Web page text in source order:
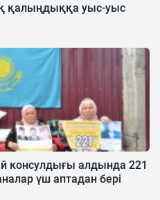
қалыңдыққа уыс-уыс
консулдығы алдында 221
үш аптадан бері